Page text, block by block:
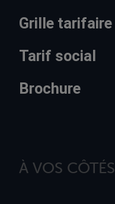
Grille tarifaire
Tarif social
Brochure
À VOS CÔTÉS